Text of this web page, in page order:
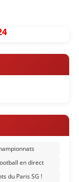
en direct
du Paris SG !